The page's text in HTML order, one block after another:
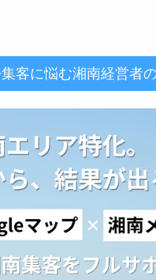
集客に悩む湘南経営者